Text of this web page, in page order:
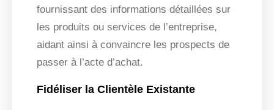
fournissant des informations détaillées sur
les produits ou services de l’entreprise,
aidant ainsi à convaincre les prospects de
passer à l’acte d’achat.
Fidéliser la Clientèle Existante